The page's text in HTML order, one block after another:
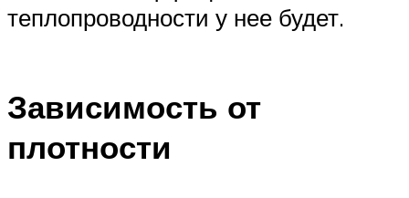
теплопроводности у нее будет.
Зависимость от
плотности